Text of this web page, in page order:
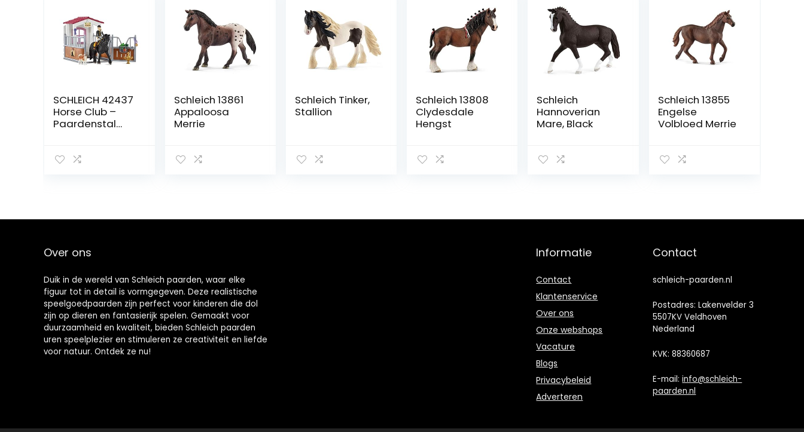
SCHLEICH 42437
Horse Club –
Paardenstal
Speelfigurenset
tot 12 jaar – 14
Schleich 13861
Appaloosa
Merrie
Schleich Tinker,
Stallion
Schleich 13808
Clydesdale
Hengst
Schleich
Hannoverian
Mare, Black
Schleich 13855
Engelse
Volbloed Merrie
Over ons
Duik in de wereld van Schleich paarden, waar elke
figuur tot in detail is vormgegeven. Deze realistische
speelgoedpaarden zijn perfect voor kinderen die dol
zijn op dieren en fantasierijk spelen. Gemaakt voor
duurzaamheid en kwaliteit, bieden Schleich paarden
uren speelplezier en stimuleren ze creativiteit en liefde
voor natuur. Ontdek ze nu!
Informatie
Contact
Klantenservice
Over ons
Onze webshops
Vacature
Blogs
Privacybeleid
Adverteren
Contact
schleich-paarden.nl
Postadres: Lakenvelder 3
5507KV Veldhoven
Nederland
KVK: 88360687
E-mail:info@schleich-
paarden.nl